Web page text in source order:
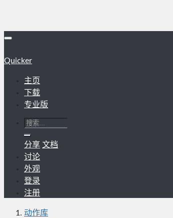
Quicker
主页
下载
专业版
分享 文档
讨论
外观
登录
注册
动作库